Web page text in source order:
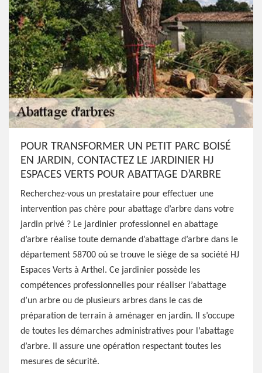
POUR TRANSFORMER UN PETIT PARC BOISÉ
EN JARDIN, CONTACTEZ LE JARDINIER HJ
ESPACES VERTS POUR ABATTAGE D’ARBRE
Recherchez-vous un prestataire pour effectuer une
intervention pas chère pour abattage d’arbre dans votre
jardin privé ? Le jardinier professionnel en abattage
d’arbre réalise toute demande d’abattage d’arbre dans le
département 58700 où se trouve le siège de sa société HJ
Espaces Verts à Arthel. Ce jardinier possède les
compétences professionnelles pour réaliser l’abattage
d’un arbre ou de plusieurs arbres dans le cas de
préparation de terrain à aménager en jardin. Il s’occupe
de toutes les démarches administratives pour l’abattage
d’arbre. Il assure une opération respectant toutes les
mesures de sécurité.